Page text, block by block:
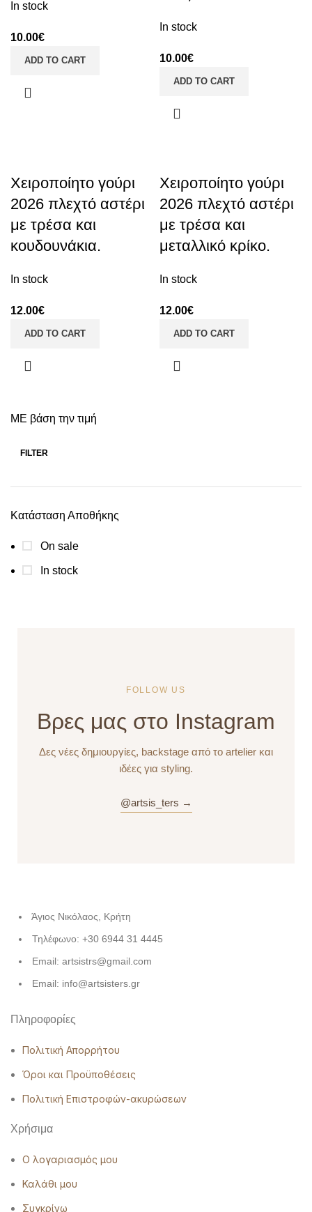
ΜΕ βάση την τιμή
FILTER
Κατάσταση Αποθήκης
On sale
In stock
In stock
10.00€
ADD TO CART
In stock
10.00€
ADD TO CART
Χειροποίητο γούρι
2026 πλεχτό αστέρι
με τρέσα και
κουδουνάκια.
In stock
12.00€
ADD TO CART
Χειροποίητο γούρι
2026 πλεχτό αστέρι
με τρέσα και
μεταλλικό κρίκο.
In stock
12.00€
ADD TO CART
FOLLOW US
Βρες μας στο Instagram
Δες νέες δημιουργίες, backstage από το artelier και
ιδέες για styling.
@artsis_ters →
Άγιος Νικόλαος, Κρήτη
Τηλέφωνο: +30 6944 31 4445
Email: artsistrs@gmail.com
Email: info@artsisters.gr
Πληροφορίες
Πολιτική Απορρήτου
Όροι και Προϋποθέσεις
Πολιτική Επιστροφών-ακυρώσεων
Χρήσιμα
Ο λογαριασμός μου
Καλάθι μου
Συγκρίνω